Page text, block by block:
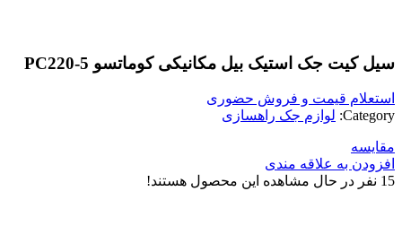
سیل کیت جک استیک بیل مکانیکی کوماتسو PC220-5
استعلام قیمت و فروش حضوری
Category: لوازم جک راهسازی
مقایسه
افزودن به علاقه مندی
15 نفر در حال مشاهده این محصول هستند!